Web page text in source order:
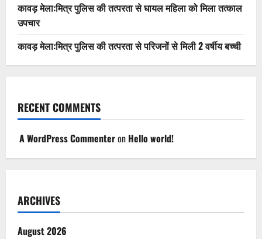
कावड़ मेला:मित्र पुलिस की तत्परता से घायल महिला को मिला तत्काल
उपचार
कावड़ मेला:मित्र पुलिस की तत्परता से परिजनों से मिली 2 वर्षीय बच्ची
RECENT COMMENTS
A WordPress Commenteron Hello world!
ARCHIVES
August 2026